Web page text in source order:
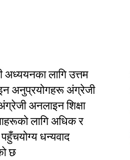
अध्ययनका लागि उत्तम
अनुप्रयोगहरू अंग्रेजी
अनलाइन शिक्षा
लागि अधिक र
धन्यवाद
छ